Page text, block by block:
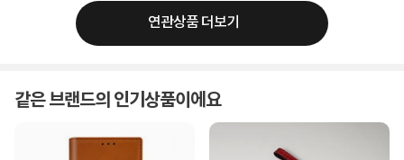
연관상품 더보기
같은 브랜드의 인기상품이에요